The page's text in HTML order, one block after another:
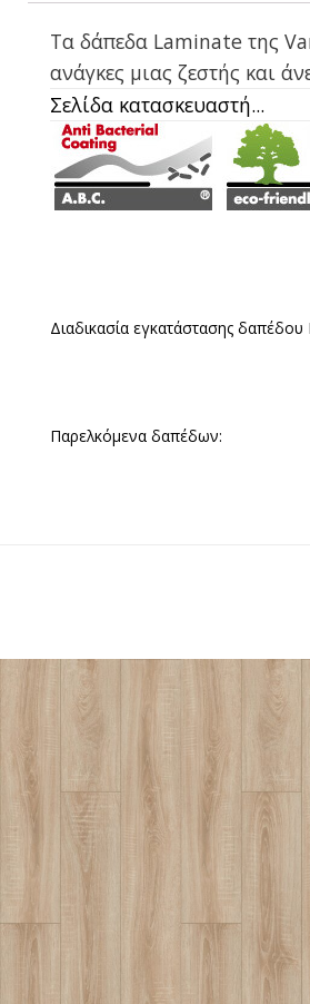
Τα δάπεδα Laminate της
ανάγκες μιας ζεστής και
Σελίδα κατασκευαστή...
Διαδικασία εγκατάστασης
Παρελκόμενα δαπέδων: